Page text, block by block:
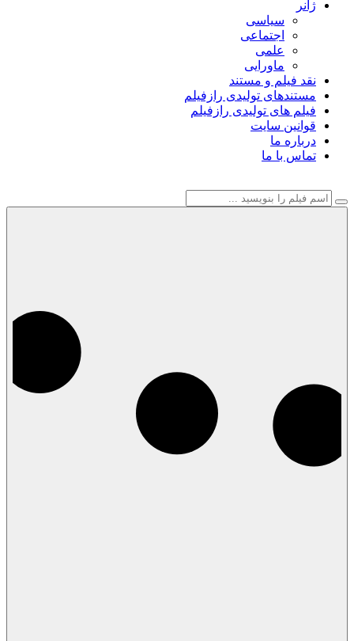
ژانر
سیاسی
اجتماعی
علمی
ماورایی
نقد فیلم و مستند
مستندهای تولیدی رازفیلم
فیلم های تولیدی رازفیلم
قوانین سایت
درباره ما
تماس با ما